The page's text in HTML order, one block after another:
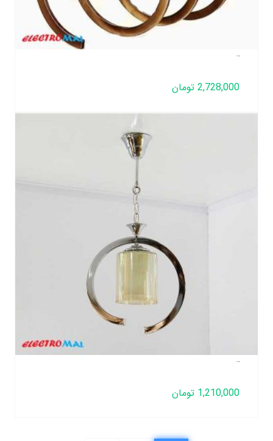
2,728,000 تومان
1,210,000 تومان